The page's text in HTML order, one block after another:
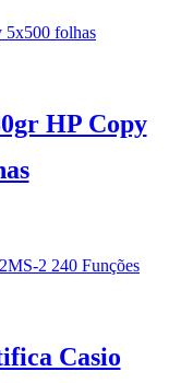
HP Copy
Casio